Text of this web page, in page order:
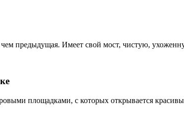
предыдущая. Имеет свой мост, чистую,
площадками, с которых открывается